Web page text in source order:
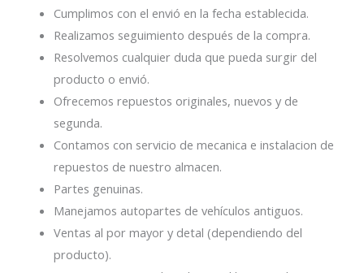
Cumplimos con el envió en la fecha establecida.
Realizamos seguimiento después de la compra.
Resolvemos cualquier duda que pueda surgir del
producto o envió.
Ofrecemos repuestos originales, nuevos y de
segunda.
Contamos con servicio de mecanica e instalacion de
repuestos de nuestro almacen.
Partes genuinas.
Manejamos autopartes de vehículos antiguos.
Ventas al por mayor y detal (dependiendo del
producto).